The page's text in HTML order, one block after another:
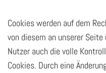
Cookies werden auf dem
von diesem an unserer
Nutzer auch die volle
Cookies. Durch eine